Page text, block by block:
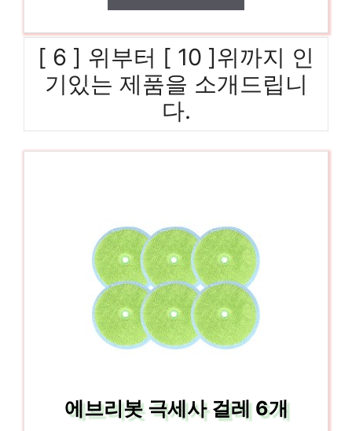
[ 6 ] 위부터 [ 10 ]위까지 인
기있는 제품을 소개드립니
다.
에브리봇 극세사 걸레 6개